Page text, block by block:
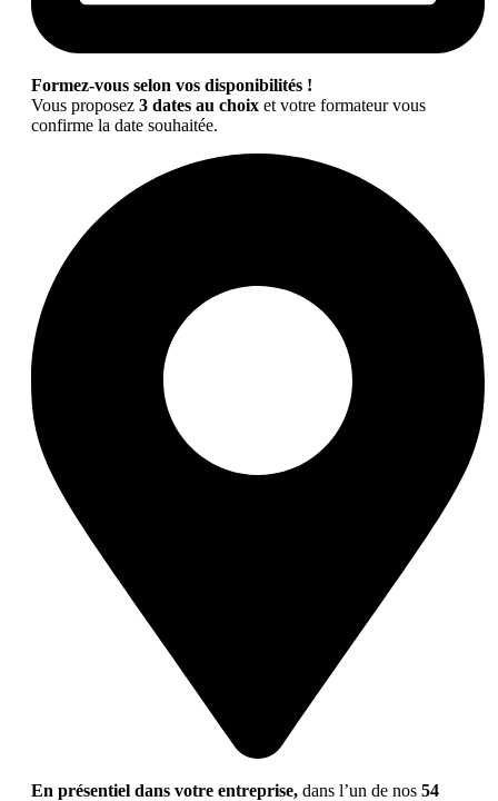
Formez-vous selon vos disponibilités !
Vous proposez 3 dates au choix et votre formateur vous
confirme la date souhaitée.
En présentiel dans votre entreprise, dans l’un de nos 54